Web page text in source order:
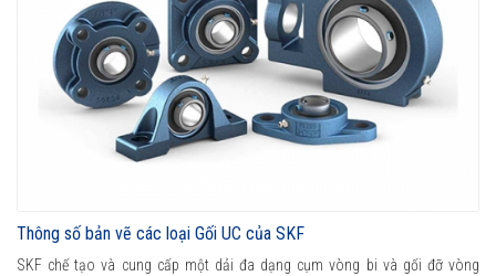
Thông số bản vẽ các loại Gối UC của SKF
SKF chế tạo và cung cấp một dải đa dạng cụm vòng bi và gối đỡ vòng